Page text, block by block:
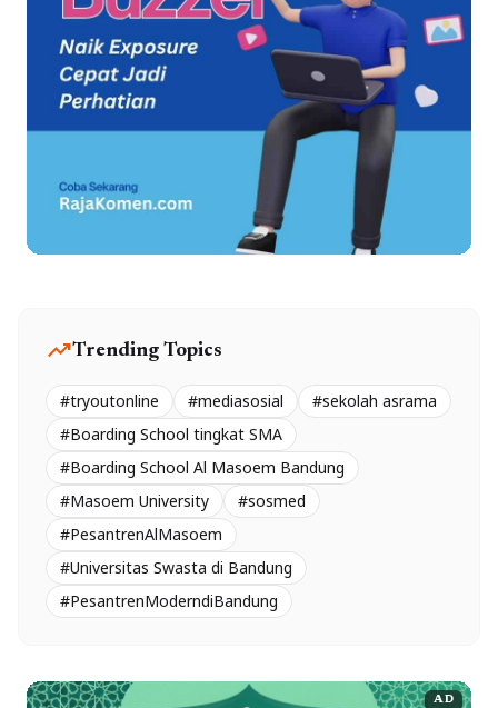
trending_upTrending Topics
#tryoutonline #mediasosial
#sekolah asrama
#Boarding School tingkat SMA
#Boarding School Al Masoem Bandung
#Masoem University
#sosmed
#PesantrenAlMasoem
#Universitas Swasta di Bandung
#PesantrenModerndiBandung
AD